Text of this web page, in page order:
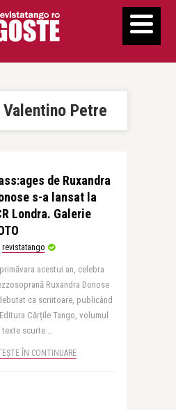
Petre
de Ruxandra
s-a lansat la
Londra. Galerie
revistatango
acestui an, celebra
Ruxandra Donose
ca scriitoare, publicând
Editura Cărțile Tango, volumul
texte scurte ..
ÎN CONTINUARE